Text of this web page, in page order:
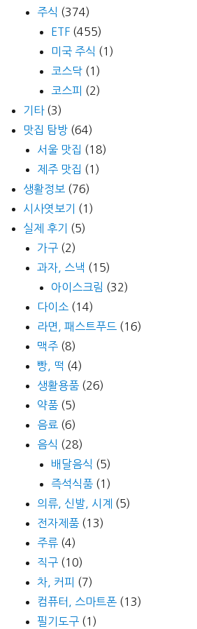
주식 (374)
ETF (455)
미국 주식 (1)
코스닥 (1)
코스피 (2)
기타(3)
맛집 탐방 (64)
서울 맛집 (18)
제주 맛집 (1)
생활정보 (76)
시사엿보기
(1)
실제 후기
(5)
가구 (2)
과자, 스낵 (15)
아이스크림 (32)
다이소 (14)
라면, 패스트푸드 (16)
맥주 (8)
빵, 떡 (4)
생활용품 (26)
약품 (5)
음료 (6)
음식 (28)
배달음식 (5)
즉석식품 (1)
의류, 신발, 시계 (5)
전자제품 (13)
주류 (4)
직구 (10)
차, 커피 (7)
컴퓨터, 스마트폰 (13)
필기도구 (1)